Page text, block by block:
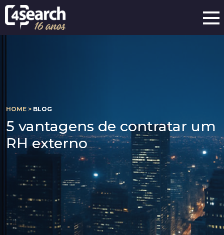
HOME > BLOG
5 vantagens de contratar um
RH externo